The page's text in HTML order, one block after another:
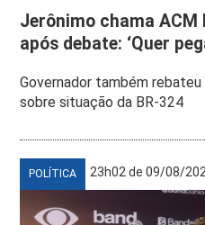
Jerônimo chama ACM
após debate: ‘Quer
Governador também
sobre situação da BR-324
POLÍTICA 23h02 de 09/08/